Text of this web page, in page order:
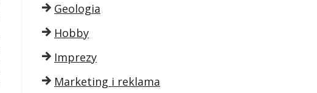
Geologia
Hobby
Imprezy
Marketing i reklama